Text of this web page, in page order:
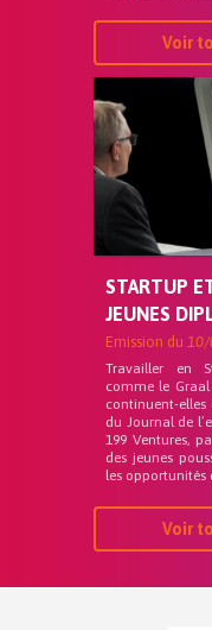
Voir
STARTUP
JEUNES
Emission du 10/
Travailler en
comme le
continuent-elles
du Journal de
199 Ventures,
des jeunes
les opportunités
Voir